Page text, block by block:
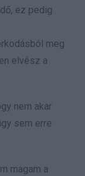
ez pedig
meg
elvész a
nem akar
sem erre
magam a